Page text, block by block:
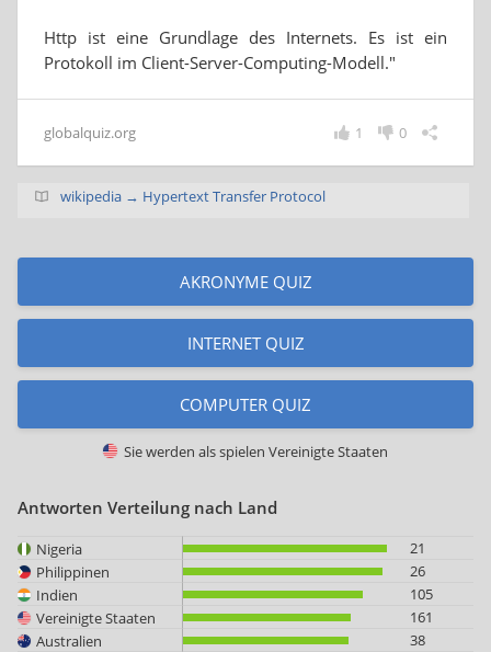
Http ist eine Grundlage des Internets. Es ist ein
Protokoll im Client-Server-Computing-Modell."
globalquiz.org 0
1
wikipedia → Hypertext Transfer Protocol
AKRONYME QUIZ
INTERNET QUIZ
COMPUTER QUIZ
Sie werden als spielen Vereinigte Staaten
Antworten Verteilung nach Land
Nigeria
21
Philippinen
26
Indien
105
Vereinigte Staaten
161
Australien
38